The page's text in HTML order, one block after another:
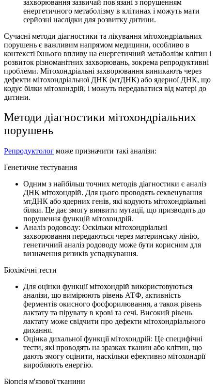
захворювання зазвичай пов'язані з порушенням
енергетичного метаболізму в клітинах і можуть мати
серйозні наслідки для розвитку дитини.
Сучасні методи діагностики та лікування мітохондріальних
порушень є важливим напрямом медицини, особливо в
контексті їхнього впливу на енергетичний метаболізм клітин і
розвиток різноманітних захворювань, зокрема репродуктивні
проблеми. Мітохондріальні захворювання виникають через
дефекти мітохондріальної ДНК (мтДНК) або ядерної ДНК, що
кодує білки мітохондрій, і можуть передаватися від матері до
дитини.
Методи діагностики мітохондріальних
порушень
Репродуктолог може призначити такі аналізи:
Генетичне тестування
Одним з найбільш точних методів діагностики є аналіз
ДНК мітохондрій. Для цього проводять секвенування
мтДНК або ядерних генів, які кодують мітохондріальні
білки. Це дає змогу виявити мутації, що призводять до
порушення функцій мітохондрій.
Аналіз родоводу: Оскільки мітохондріальні
захворювання передаються через материнську лінію,
генетичний аналіз родоводу може бути корисним для
визначення ризиків успадкування.
Біохімічні тести
Для оцінки функції мітохондрій використовуються
аналізи, що вимірюють рівень АТФ, активність
ферментів окисного фосфорилювання, а також рівень
лактату та пірувату в крові та сечі. Високий рівень
лактату може свідчити про дефекти мітохондріального
дихання.
Оцінка дихальної функції мітохондрій: Це специфічні
тести, які проводять на зразках тканин або клітин, що
дають змогу оцінити, наскільки ефективно мітохондрії
виробляють енергію.
Біопсія м'язової тканини